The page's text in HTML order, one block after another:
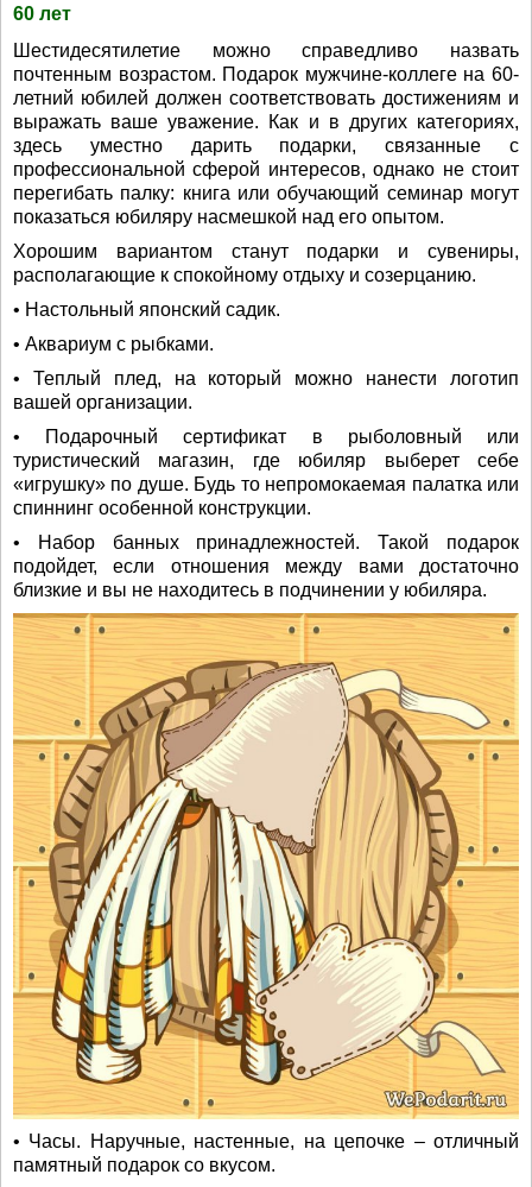
60 лет
Шестидесятилетие можно справедливо назвать
почтенным возрастом. Подарок мужчине-коллеге на 60-
летний юбилей должен соответствовать достижениям и
выражать ваше уважение. Как и в других категориях,
здесь уместно дарить подарки, связанные с
профессиональной сферой интересов, однако не стоит
перегибать палку: книга или обучающий семинар могут
показаться юбиляру насмешкой над его опытом.
Хорошим вариантом станут подарки и сувениры,
располагающие к спокойному отдыху и созерцанию.
• Настольный японский садик.
• Аквариум с рыбками.
• Теплый плед, на который можно нанести логотип
вашей организации.
• Подарочный сертификат в рыболовный или
туристический магазин, где юбиляр выберет себе
«игрушку» по душе. Будь то непромокаемая палатка или
спиннинг особенной конструкции.
• Набор банных принадлежностей. Такой подарок
подойдет, если отношения между вами достаточно
близкие и вы не находитесь в подчинении у юбиляра.
• Часы. Наручные, настенные, на цепочке – отличный
памятный подарок со вкусом.